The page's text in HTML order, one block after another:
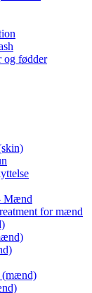
og fødder
Mænd
for mænd
(mænd)